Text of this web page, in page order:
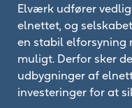
Elværk udfører
elnettet, og
en stabil elforsyning
muligt. Derfor sker
udbygninger af
investeringer for at